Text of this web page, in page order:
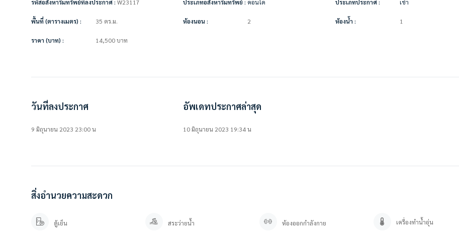
• เตียง + ที่นอน
• ตู้เสื้อผ้า
• ผ้าม่าน
• โต๊ะเครื่องแป้ง
คุณภัทร 0 9 3 – 5 4 6 2 9 7 9
TIKTOK : www.tiktok.com/@besthome_condo
WWW.BESTHOMECONDO.COM
NUE Noble Srinakarin Lasalle : นิว โนเบิล ศรีนครินทร์ – ลาซาล
https://goo.gl/maps/QCUUWrypMBTeraAQA
#BESTHOMECONDO
รหัสอสังหาริมทรัพย์ที่ลงประกาศ : W23117 ประเภทอสังหาริมทรัพย์ : คอนโด ประเภทประกาศ : เช่า
พื้นที่ (ตารางเมตร) : 35 ตร.ม. ห้องนอน : 2 ห้องน้ำ : 1
ราคา (บาท) : 14,500บาท
วันที่ลงประกาศ
9 มิถุนายน 2023 23:00 น
อัพเดทประกาศล่าสุด
10 มิถุนายน 2023 19:34 น
สิ่งอำนวยความสะดวก
ตู้เย็น สระว่ายน้ำ ห้องออกกำลังกาย เครื่องทำน้ำอุ่น